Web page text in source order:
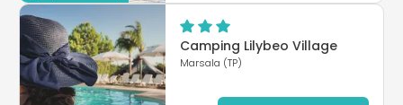
Camping Lilybeo Village
Marsala (TP)